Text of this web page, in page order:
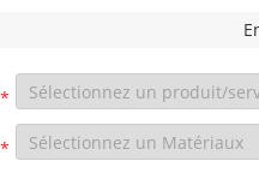
*
*